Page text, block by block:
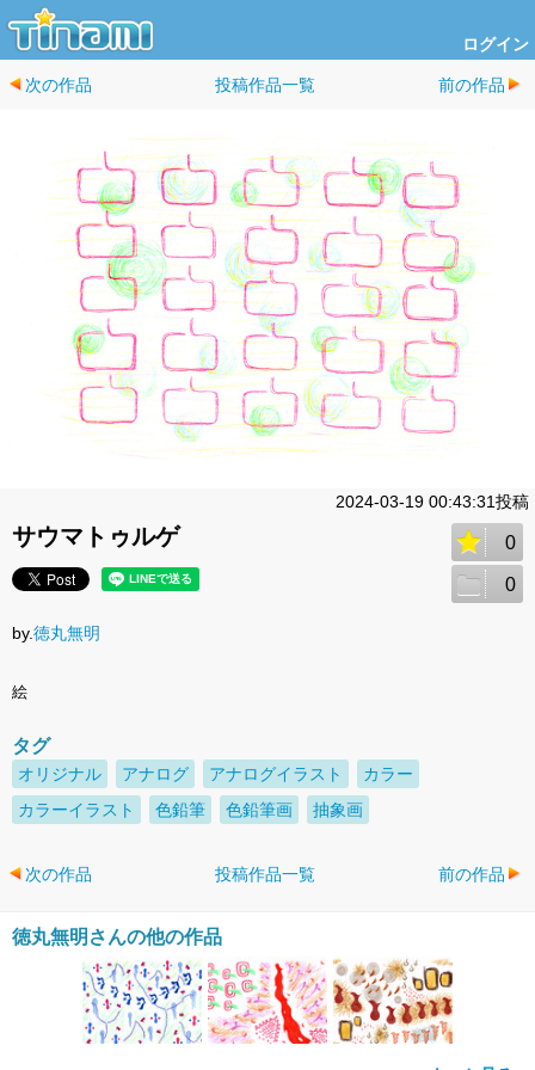
ログイン
次の作品 投稿作品一覧 前の作品
2024-03-19 00:43:31投稿
サウマトゥルゲ 0
0
by.徳丸無明
絵
タグ
オリジナル アナログ アナログイラスト
カラー
カラーイラスト
色鉛筆 色鉛筆画 抽象画
次の作品 投稿作品一覧 前の作品
徳丸無明さんの他の作品